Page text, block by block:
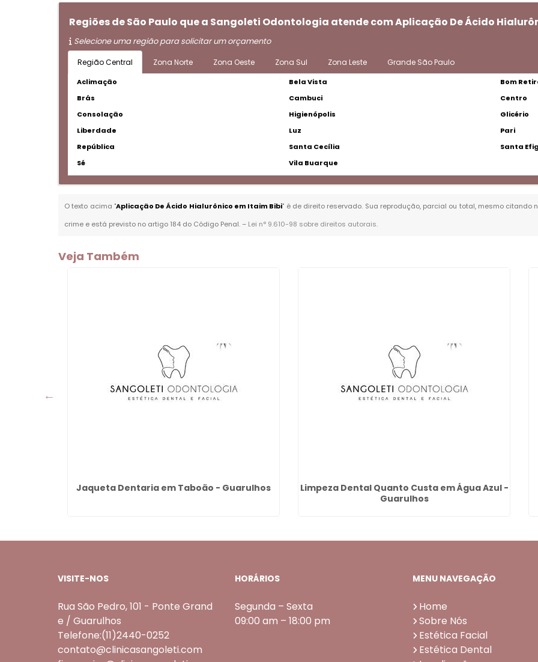
Regiões de São Paulo que a Sangoleti Odontologia atende com Aplicação De Ácido
Selecione uma região para solicitar um orçamento
Região Central Zona Norte Zona Oeste Zona Sul Zona Leste Grande São Paulo
Aclimação Bela Vista
Bom
Brás
Cambuci
Centro
Consolação
Higienópolis
Glicério
Liberdade
Luz
Pari
República
Santa Cecília
Santa
Sé
Vila Buarque
O texto acima "Aplicação De Ácido Hialurônico em Itaim Bibi" é de direito reservado. Sua reprodução, parcial ou total, mesmo
crime e está previsto no artigo 184 do Código Penal. – Lei n° 9.610-98 sobre direitos autorais.
Veja Também
Jaqueta Dentaria em Taboão - Guarulhos
Limpeza Dental Quanto Custa em Água Azul -
Guarulhos
VISITE-NOS
Rua São Pedro, 101 - Ponte Grand
e / Guarulhos
Telefone:(11)2440-0252
contato@clinicasangoleti.com
HORÁRIOS
Segunda – Sexta
09:00 am – 18:00 pm
MENU NAVEGAÇÃO
Home
Sobre Nós
Estética Facial
Estética Dental